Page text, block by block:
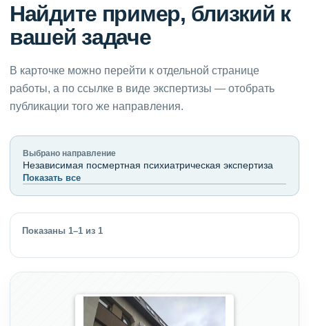
Найдите пример, близкий к
вашей задаче
В карточке можно перейти к отдельной странице
работы, а по ссылке в виде экспертизы — отобрать
публикации того же направления.
Выбрано направление
Независимая посмертная психиатрическая экспертиза
Показать все
Показаны 1–1 из 1